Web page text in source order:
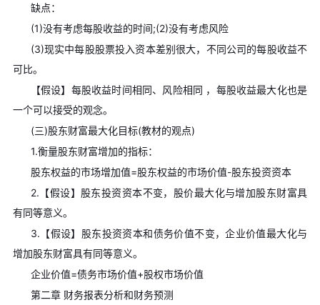
缺点：
(1)没有考虑每股收益的时间;(2)没有考虑风险
(3)现实中每股股票投入资本差别很大，不同公司的每股收益不
可比。
【假设】每股收益时间相同、风险相同 ，每股收益最大化也是
一个可以接受的观念。
(三)股东财富最大化目标(教材的观点)
1.衡量股东财富增加的指标：
股东权益的市场增加值=股东权益的市场价值-股东投资资本
2.【假设】股东投资资本不变，股价最大化与增加股东财富具
有同等意义。
3.【假设】股东投资资本和债务价值不变，企业价值最大化与
增加股东财富具有同等意义。
企业价值=债务市场价值+股权市场价值
第二章 财务报表分析和财务预测